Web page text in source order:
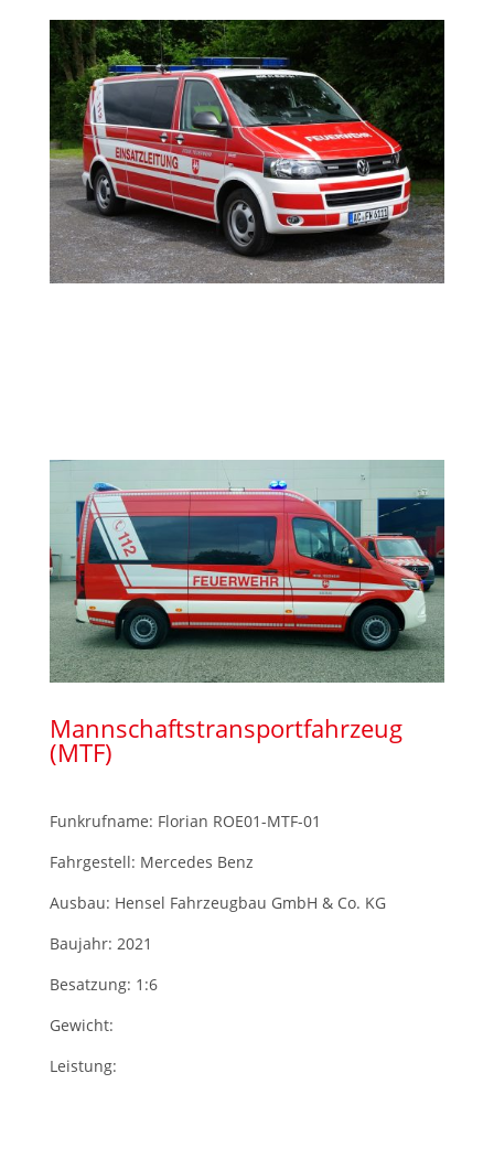
Mannschaftstransportfahrzeug
(MTF)
Funkrufname: Florian ROE01-MTF-01
Fahrgestell: Mercedes Benz
Ausbau: Hensel Fahrzeugbau GmbH & Co. KG
Baujahr: 2021
Besatzung: 1:6
Gewicht:
Leistung: